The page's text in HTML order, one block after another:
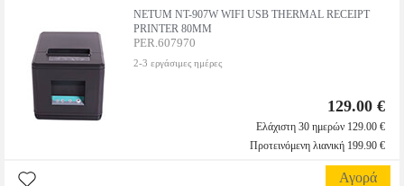
NETUM NT-907W WIFI USB THERMAL RECEIPT
PRINTER 80MM
PER.607970
2-3 εργάσιμες ημέρες
129.00 €
Ελάχιστη 30 ημερών 129.00 €
Προτεινόμενη λιανική 199.90 €
Αγορά